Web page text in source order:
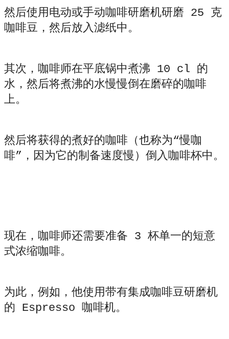
然后使用电动或手动咖啡研磨机研磨 25 克
咖啡豆，然后放入滤纸中。
其次，咖啡师在平底锅中煮沸 10 cl 的
水，然后将煮沸的水慢慢倒在磨碎的咖啡
上。
然后将获得的煮好的咖啡（也称为“慢咖
啡”，因为它的制备速度慢）倒入咖啡杯中。
现在，咖啡师还需要准备 3 杯单一的短意
式浓缩咖啡。
为此，例如，他使用带有集成咖啡豆研磨机
的 Espresso 咖啡机。